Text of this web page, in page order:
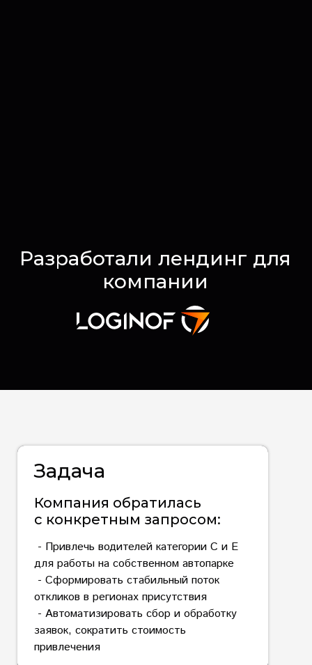
Разработали лендинг для
компании
- Привлечь водителей категории C и E
для работы на собственном автопарке
- Сформировать стабильный поток
откликов в регионах присутствия
- Автоматизировать сбор и обработку
заявок, сократить стоимость
привлечения
Компания обратилась
с конкретным запросом:
Задача